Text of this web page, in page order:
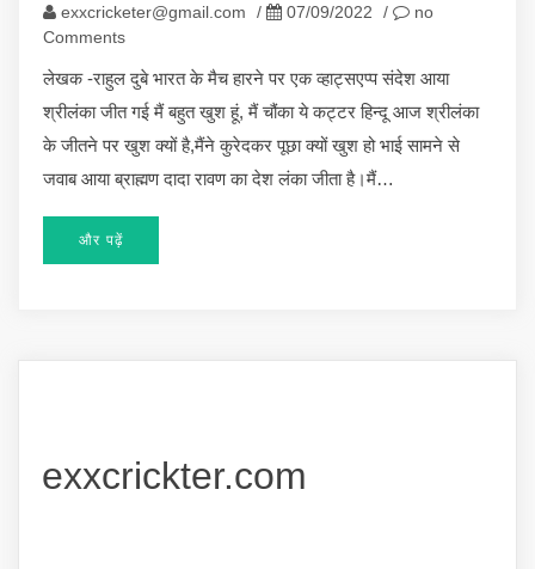
exxcricketer@gmail.com / 07/09/2022 /
no
Comments
लेखक -राहुल दुबे भारत के मैच हारने पर एक व्हाट्सएप्प संदेश आया
श्रीलंका जीत गई मैं बहुत खुश हूं, मैं चौंका ये कट्टर हिन्दू आज श्रीलंका
के जीतने पर खुश क्यों है,मैंने कुरेदकर पूछा क्यों खुश हो भाई सामने से
जवाब आया ब्राह्मण दादा रावण का देश लंका जीता है।मैं…
और पढ़ें
exxcrickter.com